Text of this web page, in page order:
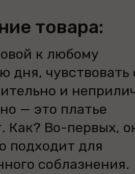
товара:
к любому
дня, чувствовать
и
— это платье
Как? Во-первых,
подходит для
соблазнения.